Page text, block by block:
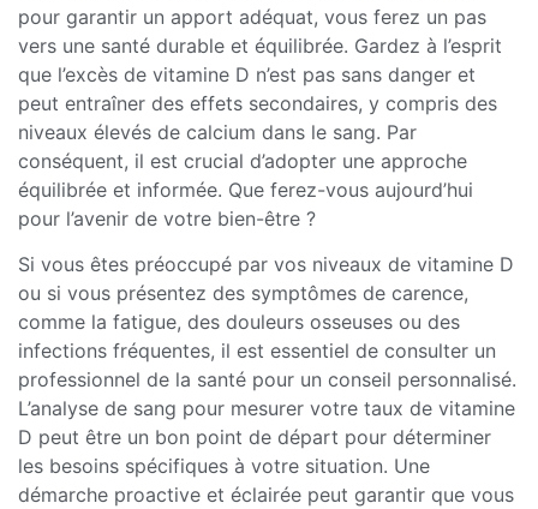
pour garantir un apport adéquat, vous ferez un pas
vers une santé durable et équilibrée. Gardez à l’esprit
que l’excès de vitamine D n’est pas sans danger et
peut entraîner des effets secondaires, y compris des
niveaux élevés de calcium dans le sang. Par
conséquent, il est crucial d’adopter une approche
équilibrée et informée. Que ferez-vous aujourd’hui
pour l’avenir de votre bien-être ?
Si vous êtes préoccupé par vos niveaux de vitamine D
ou si vous présentez des symptômes de carence,
comme la fatigue, des douleurs osseuses ou des
infections fréquentes, il est essentiel de consulter un
professionnel de la santé pour un conseil personnalisé.
L’analyse de sang pour mesurer votre taux de vitamine
D peut être un bon point de départ pour déterminer
les besoins spécifiques à votre situation. Une
démarche proactive et éclairée peut garantir que vous